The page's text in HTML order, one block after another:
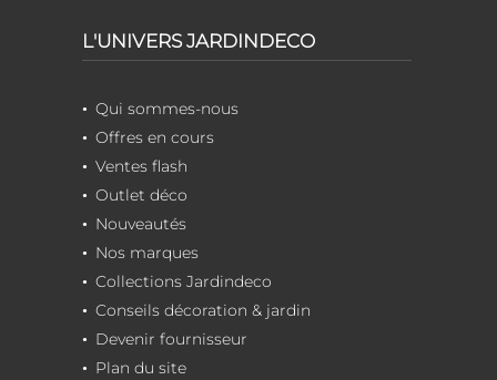
L'UNIVERS JARDINDECO
Qui sommes-nous
Offres en cours
Ventes flash
Outlet déco
Nouveautés
Nos marques
Collections Jardindeco
Conseils décoration & jardin
Devenir fournisseur
Plan du site